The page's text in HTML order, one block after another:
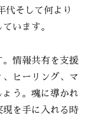
代そして何より
います。
情報共有を支援
ヒーリング、マ
う。魂に導かれ
現を手に入れる時